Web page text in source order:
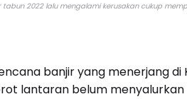
2022 lalu mengalami kerusakan cukup
banjir yang menerjang di
lantaran belum